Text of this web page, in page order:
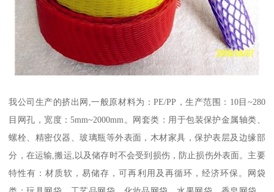
我公司生产的挤出网,一般原材料为：PE/PP，生产范围：10目~280
目网孔，宽度：5mm~2000mm。网套类：用于包装保护金属轴类、
螺栓、精密仪器、玻璃瓶等外表面，木材家具，保护表层及边缘部
分，在运输,搬运,以及储存时不会受到损伤，防止损伤外表面。主要
特性有：材质软，易储存，可再利用及再循环，经济环保。网袋